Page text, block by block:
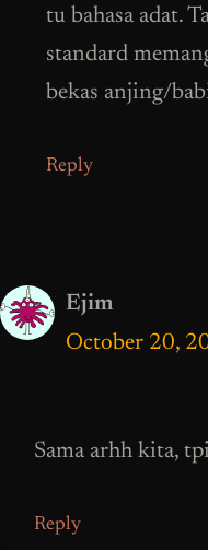
tu bahasa adat.
standard
bekas anjing/
Reply
Ejim
October 20,
Sama arhh kita,
Reply